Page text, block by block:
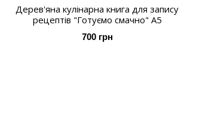
Дерев'яна кулінарна книга для запису
рецептів "Готуємо смачно" А5
700 грн